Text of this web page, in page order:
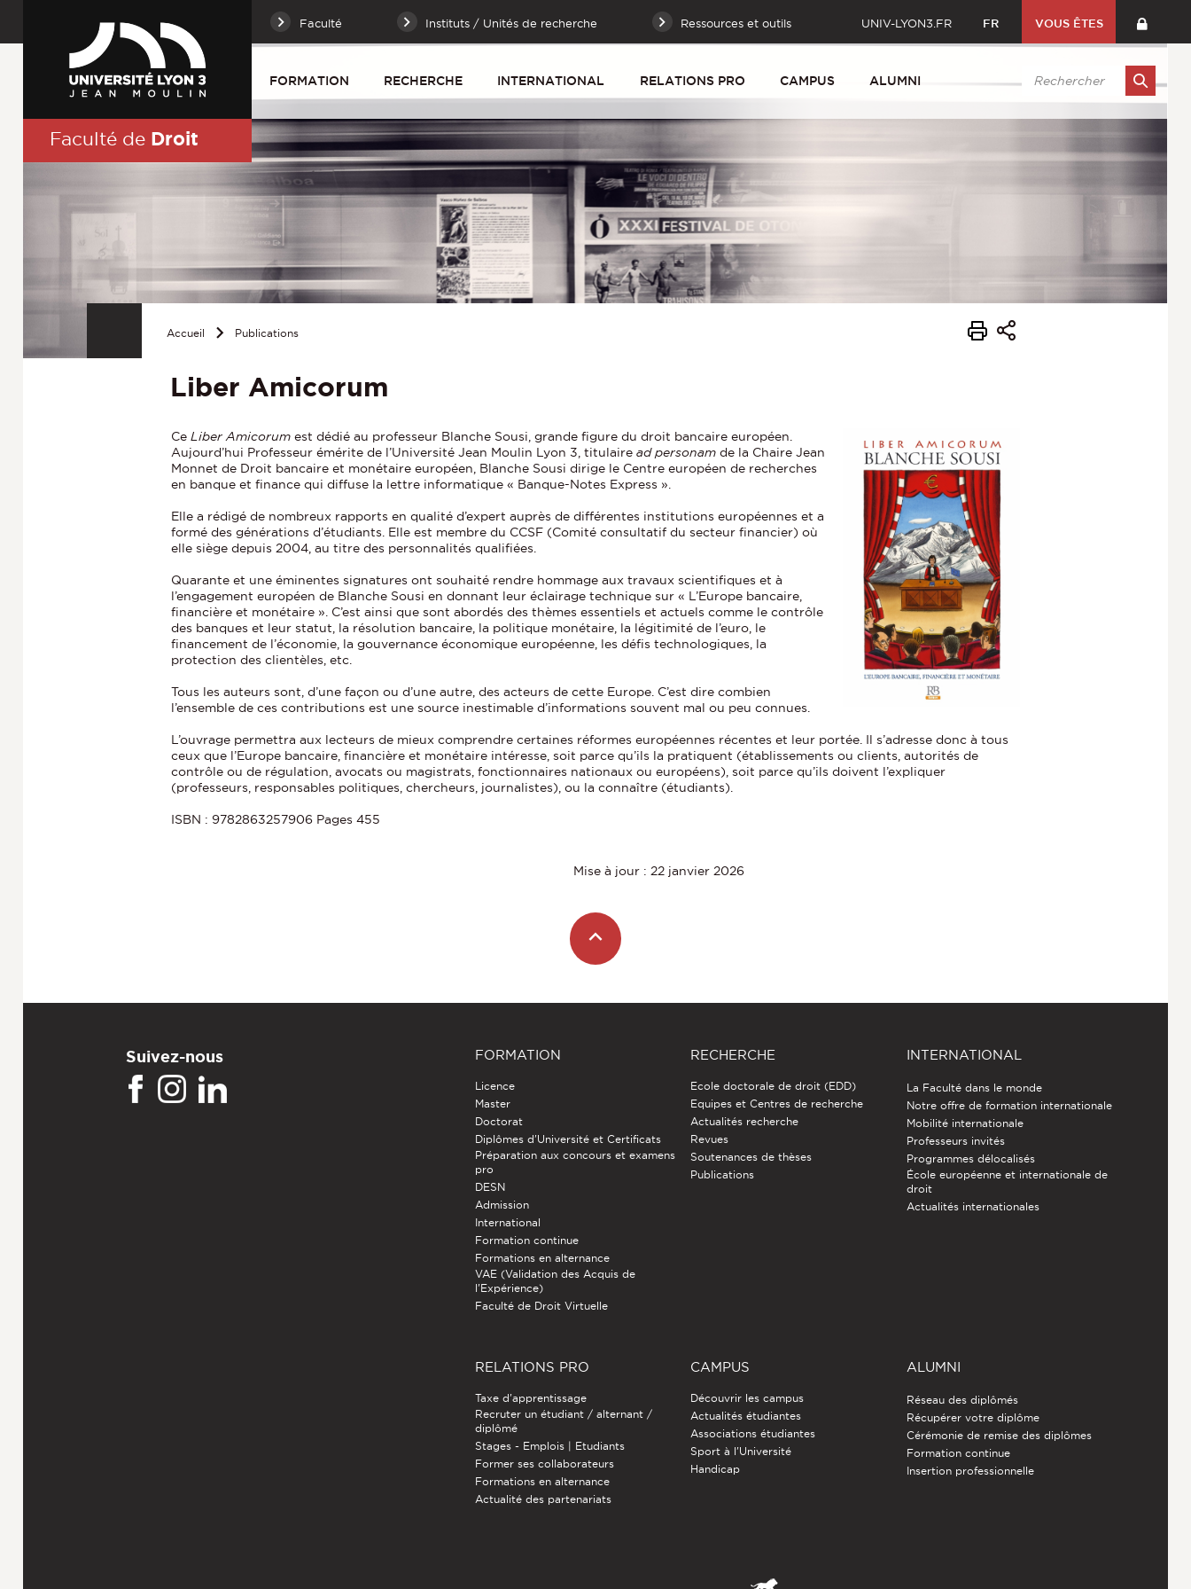
Faculté Instituts / Unités de recherche Ressources et outils UNIV-LYON3.FR FR VOUS ÊTES
FORMATION RECHERCHE INTERNATIONAL RELATIONS PRO CAMPUS ALUMNI
Faculté de Droit
Accueil Publications
Liber Amicorum
Ce Liber Amicorum est dédié au professeur Blanche Sousi, grande figure du droit bancaire européen.
Aujourd’hui Professeur émérite de l’Université Jean Moulin Lyon 3, titulairead personam de la Chaire Jean
Monnet de Droit bancaire et monétaire européen, Blanche Sousi dirige le Centre européen de recherches
en banque et finance qui diffuse la lettre informatique « Banque-Notes Express ».
Elle a rédigé de nombreux rapports en qualité d’expert auprès de différentes institutions européennes et a
formé des générations d’étudiants. Elle est membre du CCSF (Comité consultatif du secteur financier) où
elle siège depuis 2004, au titre des personnalités qualifiées.
Quarante et une éminentes signatures ont souhaité rendre hommage aux travaux scientifiques et à
l’engagement européen de Blanche Sousi en donnant leur éclairage technique sur « L’Europe bancaire,
financière et monétaire ». C’est ainsi que sont abordés des thèmes essentiels et actuels comme le contrôle
des banques et leur statut, la résolution bancaire, la politique monétaire, la légitimité de l’euro, le
financement de l’économie, la gouvernance économique européenne, les défis technologiques, la
protection des clientèles, etc.
Tous les auteurs sont, d’une façon ou d’une autre, des acteurs de cette Europe. C’est dire combien
l’ensemble de ces contributions est une source inestimable d’informations souvent mal ou peu connues.
L’ouvrage permettra aux lecteurs de mieux comprendre certaines réformes européennes récentes et leur portée. Il s’adresse donc à tous
ceux que l’Europe bancaire, financière et monétaire intéresse, soit parce qu’ils la pratiquent (établissements ou clients, autorités de
contrôle ou de régulation, avocats ou magistrats, fonctionnaires nationaux ou européens), soit parce qu’ils doivent l’expliquer
(professeurs, responsables politiques, chercheurs, journalistes), ou la connaître (étudiants).
ISBN : 9782863257906 Pages 455
Mise à jour : 22 janvier 2026
Suivez-nous FORMATION
Licence
Master
Doctorat
Diplômes d'Université et Certificats
Préparation aux concours et examens
pro
DESN
Admission
International
Formation continue
Formations en alternance
VAE (Validation des Acquis de
l'Expérience)
Faculté de Droit Virtuelle
RECHERCHE
Ecole doctorale de droit (EDD)
Equipes et Centres de recherche
Actualités recherche
Revues
Soutenances de thèses
Publications
INTERNATIONAL
La Faculté dans le monde
Notre offre de formation internationale
Mobilité internationale
Professeurs invités
Programmes délocalisés
École européenne et internationale de
droit
Actualités internationales
RELATIONS PRO
Taxe d'apprentissage
Recruter un étudiant / alternant /
diplômé
Stages - Emplois | Etudiants
Former ses collaborateurs
Formations en alternance
Actualité des partenariats
CAMPUS
Découvrir les campus
Actualités étudiantes
Associations étudiantes
Sport à l'Université
Handicap
ALUMNI
Réseau des diplômés
Récupérer votre diplôme
Cérémonie de remise des diplômes
Formation continue
Insertion professionnelle